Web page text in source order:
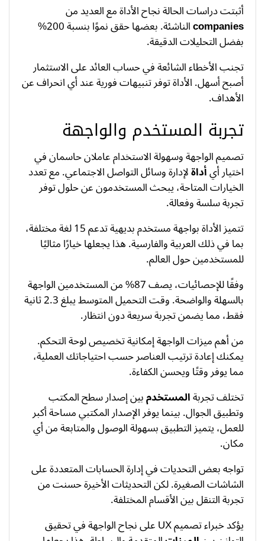
أثبتت دراسات الحالة نجاح الأداة مع العديد من
companies الناشئة. بعضها حقق نموًا بنسبة 200%
بفضل التحليلات الدقيقة.
تجنب الأخطاء الشائعة في حساب العائد على الاستثمار
أصبح أسهل. الأداة توفر تنبيهات فورية عند أي انحراف عن
الأهداف.
تجربة المستخدم والواجهة
تصميم الواجهة وسهولة الاستخدام عاملان حاسمان في
اختيار أيأداةلإدارة وسائل التواصل الاجتماعي. مع تعدد
الخيارات المتاحة، يبحث المستخدمون عن حلول توفر
تجربة سلسة وفعالة.
تتميز الأداة بواجهة مستخدم بديهية تدعم 15 لغة مختلفة،
بما في ذلك العربية والفارسية. هذا يجعلها خيارًا مثاليًا
للمستخدمين حول العالم.
وفقًا للإحصائيات، يصف 87% من المستخدمين الواجهة
بالسهلة والواضحة. وقت التحميل المتوسط يبلغ 2.3 ثانية
فقط، مما يضمن تجربة سريعة دون انتظار.
من أهم ميزات الواجهة إمكانية تخصيص لوحة التحكم.
يمكنك إعادة ترتيب العناصر حسب احتياجاتك العملية،
مما يوفر وقتًا ويحسن الكفاءة.
تختلف تجربةالمستخدمبين إصدار سطح المكتب
وتطبيق الجوال. بينما يوفر الإصدار المكتبي مساحة أكبر
للعمل، يتميز التطبيق بسهولة الوصول والمتابعة من أي
مكان.
تواجه بعض التحديات في إدارة الحسابات المتعددة على
الشاشات الصغيرة. لكن التحديثات الأخيرة حسنت من
تجربة التنقل بين الأقسام المختلفة.
يؤكد خبراء تصميم UX على نجاح الواجهة في تحقيق